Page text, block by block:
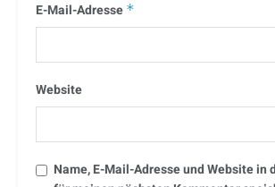
E-Mail-Adresse *
Website
Name, E-Mail-Adresse und Website in